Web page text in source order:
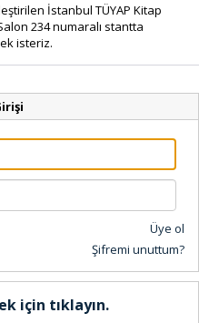
İstanbul TÜYAP Kitap
234 numaralı stantta
isteriz.
Üye ol
Şifremi unuttum?
için tıklayın.